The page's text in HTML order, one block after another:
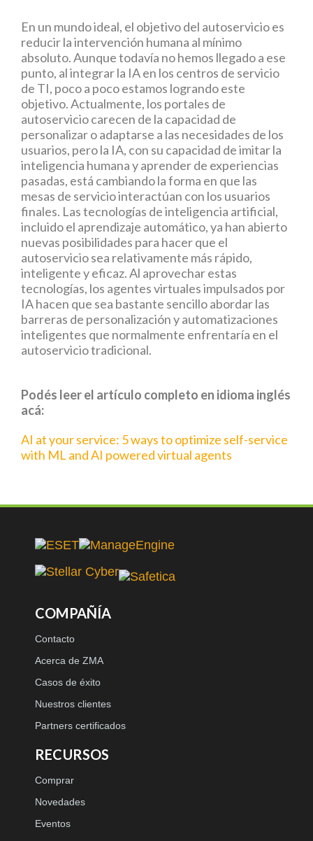
En un mundo ideal, el objetivo del autoservicio es
reducir la intervención humana al mínimo
absoluto. Aunque todavía no hemos llegado a ese
punto, al integrar la IA en los centros de servicio
de TI, poco a poco estamos logrando este
objetivo. Actualmente, los portales de
autoservicio carecen de la capacidad de
personalizar o adaptarse a las necesidades de los
usuarios, pero la IA, con su capacidad de imitar la
inteligencia humana y aprender de experiencias
pasadas, está cambiando la forma en que las
mesas de servicio interactúan con los usuarios
finales. Las tecnologías de inteligencia artificial,
incluido el aprendizaje automático, ya han abierto
nuevas posibilidades para hacer que el
autoservicio sea relativamente más rápido,
inteligente y eficaz. Al aprovechar estas
tecnologías, los agentes virtuales impulsados ​​por
IA hacen que sea bastante sencillo abordar las
barreras de personalización y automatizaciones
inteligentes que normalmente enfrentaría en el
autoservicio tradicional.
Podés leer el artículo completo en idioma inglés
acá:
AI at your service: 5 ways to optimize self-service
with ML and AI powered virtual agents
COMPAÑÍA
Contacto
Acerca de ZMA
Casos de éxito
Nuestros clientes
Partners certificados
RECURSOS
Comprar
Novedades
Eventos